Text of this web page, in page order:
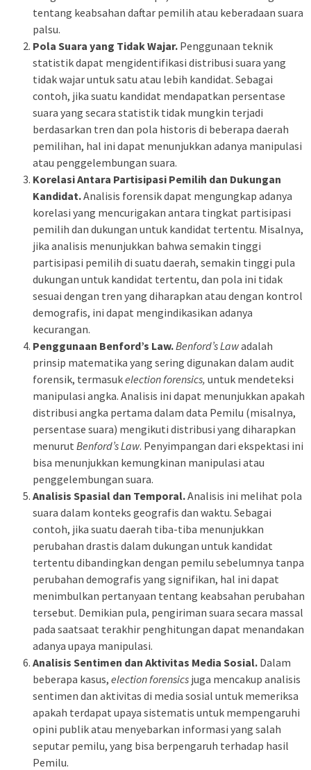
tentang keabsahan daftar pemilih atau keberadaan suara
palsu.
Pola Suara yang Tidak Wajar. Penggunaan teknik
statistik dapat mengidentifikasi distribusi suara yang
tidak wajar untuk satu atau lebih kandidat. Sebagai
contoh, jika suatu kandidat mendapatkan persentase
suara yang secara statistik tidak mungkin terjadi
berdasarkan tren dan pola historis di beberapa daerah
pemilihan, hal ini dapat menunjukkan adanya manipulasi
atau penggelembungan suara.
Korelasi Antara Partisipasi Pemilih dan Dukungan
Kandidat.Analisis forensik dapat mengungkap adanya
korelasi yang mencurigakan antara tingkat partisipasi
pemilih dan dukungan untuk kandidat tertentu. Misalnya,
jika analisis menunjukkan bahwa semakin tinggi
partisipasi pemilih di suatu daerah, semakin tinggi pula
dukungan untuk kandidat tertentu, dan pola ini tidak
sesuai dengan tren yang diharapkan atau dengan kontrol
demografis, ini dapat mengindikasikan adanya
kecurangan.
Penggunaan Benford’s Law.Benford’s Lawadalah
prinsip matematika yang sering digunakan dalam audit
forensik, termasukelection forensics, untuk mendeteksi
manipulasi angka. Analisis ini dapat menunjukkan apakah
distribusi angka pertama dalam data Pemilu (misalnya,
persentase suara) mengikuti distribusi yang diharapkan
menurut Benford’s Law. Penyimpangan dari ekspektasi ini
bisa menunjukkan kemungkinan manipulasi atau
penggelembungan suara.
Analisis Spasial dan Temporal.Analisis ini melihat pola
suara dalam konteks geografis dan waktu. Sebagai
contoh, jika suatu daerah tiba-tiba menunjukkan
perubahan drastis dalam dukungan untuk kandidat
tertentu dibandingkan dengan pemilu sebelumnya tanpa
perubahan demografis yang signifikan, hal ini dapat
menimbulkan pertanyaan tentang keabsahan perubahan
tersebut. Demikian pula, pengiriman suara secara massal
pada saatsaat terakhir penghitungan dapat menandakan
adanya upaya manipulasi.
Analisis Sentimen dan Aktivitas Media Sosial. Dalam
beberapa kasus, election forensics juga mencakup analisis
sentimen dan aktivitas di media sosial untuk memeriksa
apakah terdapat upaya sistematis untuk mempengaruhi
opini publik atau menyebarkan informasi yang salah
seputar pemilu, yang bisa berpengaruh terhadap hasil
Pemilu.